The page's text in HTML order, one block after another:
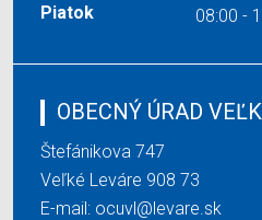
Piatok
08:00 -
OBECNÝ ÚRAD
Štefánikova 747
Veľké Leváre 908 73
E-mail: ocuvl@levare.sk